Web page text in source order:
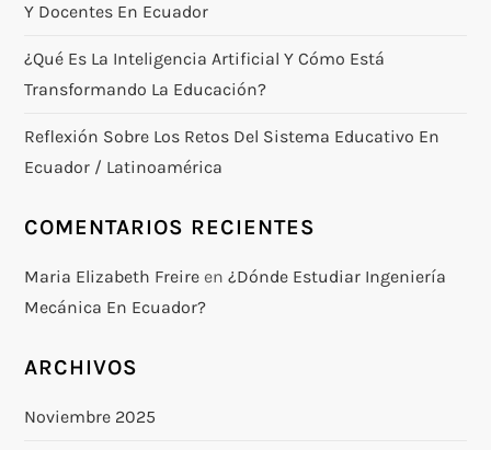
Y Docentes En Ecuador
¿Qué Es La Inteligencia Artificial Y Cómo Está
Transformando La Educación?
Reflexión Sobre Los Retos Del Sistema Educativo En
Ecuador / Latinoamérica
COMENTARIOS RECIENTES
Maria Elizabeth Freire en¿Dónde Estudiar Ingeniería
Mecánica En Ecuador?
ARCHIVOS
Noviembre 2025